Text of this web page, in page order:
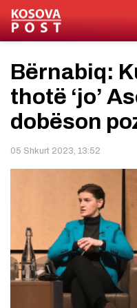
Bërnabiq:
thotë ‘jo’
dobëson
05 Shkurt 2023, 13:52